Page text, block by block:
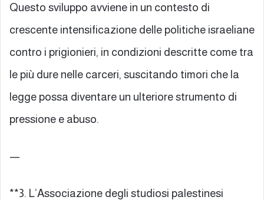
Questo sviluppo avviene in un contesto di
crescente intensificazione delle politiche israeliane
contro i prigionieri, in condizioni descritte come tra
le più dure nelle carceri, suscitando timori che la
legge possa diventare un ulteriore strumento di
pressione e abuso.
—
**3. L’Associazione degli studiosi palestinesi